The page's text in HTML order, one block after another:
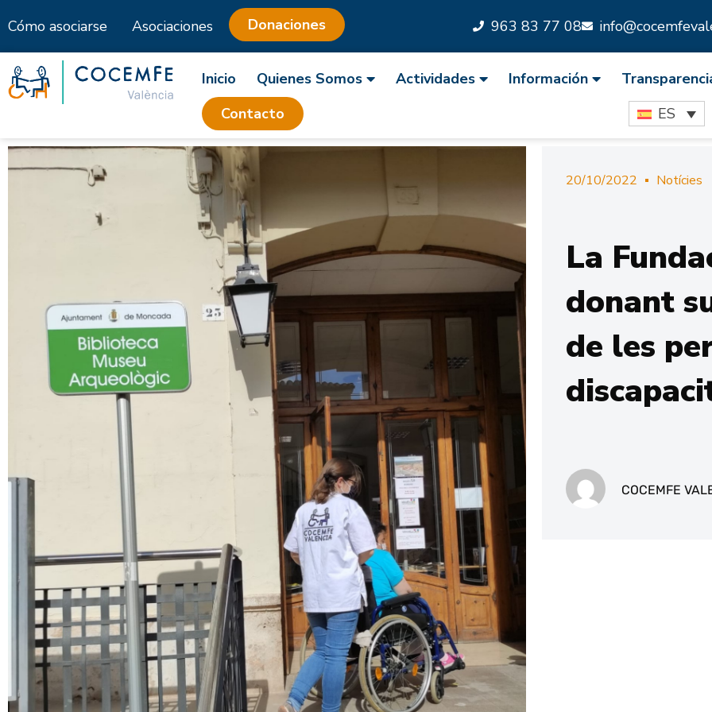
al
contenido
Cómo asociarse Asociaciones Donaciones 963 83 77 08
Inicio Quienes Somos Actividades Información
Contacto
ES
20/10/2022 Notícies
La
donant
de les
COCEMFE